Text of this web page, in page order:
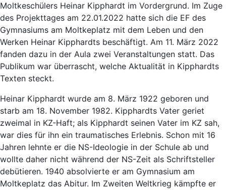
Moltkeschülers Heinar Kipphardt im Vordergrund. Im Zuge
des Projekttages am 22.01.2022 hatte sich die EF des
Gymnasiums am Moltkeplatz mit dem Leben und den
Werken Heinar Kipphardts beschäftigt. Am 11. März 2022
fanden dazu in der Aula zwei Veranstaltungen statt. Das
Publikum war überrascht, welche Aktualität in Kipphardts
Texten steckt.
Heinar Kipphardt wurde am 8. März 1922 geboren und
starb am 18. November 1982. Kipphardts Vater geriet
zweimal in KZ-Haft; als Kipphardt seinen Vater im KZ sah,
war dies für ihn ein traumatisches Erlebnis. Schon mit 16
Jahren lehnte er die NS-Ideologie in der Schule ab und
wollte daher nicht während der NS-Zeit als Schriftsteller
debütieren. 1940 absolvierte er am Gymnasium am
Moltkeplatz das Abitur. Im Zweiten Weltkrieg kämpfte er